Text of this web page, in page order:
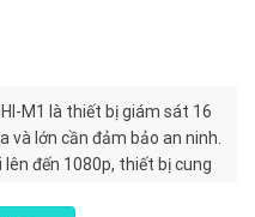
M1 là thiết bị giám sát 16
và lớn cần đảm bảo an ninh.
đến 1080p, thiết bị cung